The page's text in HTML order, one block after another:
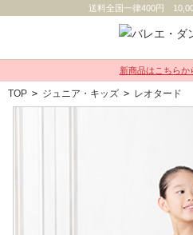
送料全国一律400円
新商品はこちらか
TOP > ジュニア・キッズ > レオタード